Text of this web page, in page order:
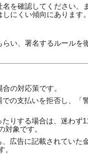
を確認してください。
にくい傾向にあります。
い、署名するルールを
の対応策です。
の支払いを拒否し、「
りする場合は、迷わず
象です。
広告に記載されていた
。